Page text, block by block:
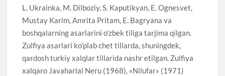
L. Ukrainka, M. Dilboziy, S. Kaputikyan, E. Ognesvet,
Mustay Karim, Amrita Pritam, E. Bagryana va
boshqalarning asarlarini o’zbek tiliga tarjima qilgan.
Zulfiya asarlari ko’plab chet tillarda, shuningdek,
qardosh turkiy xalqlar tillarida nashr etilgan. Zulfiya
xalqaro Javaharlal Neru (1968), «Nilufar» (1971)